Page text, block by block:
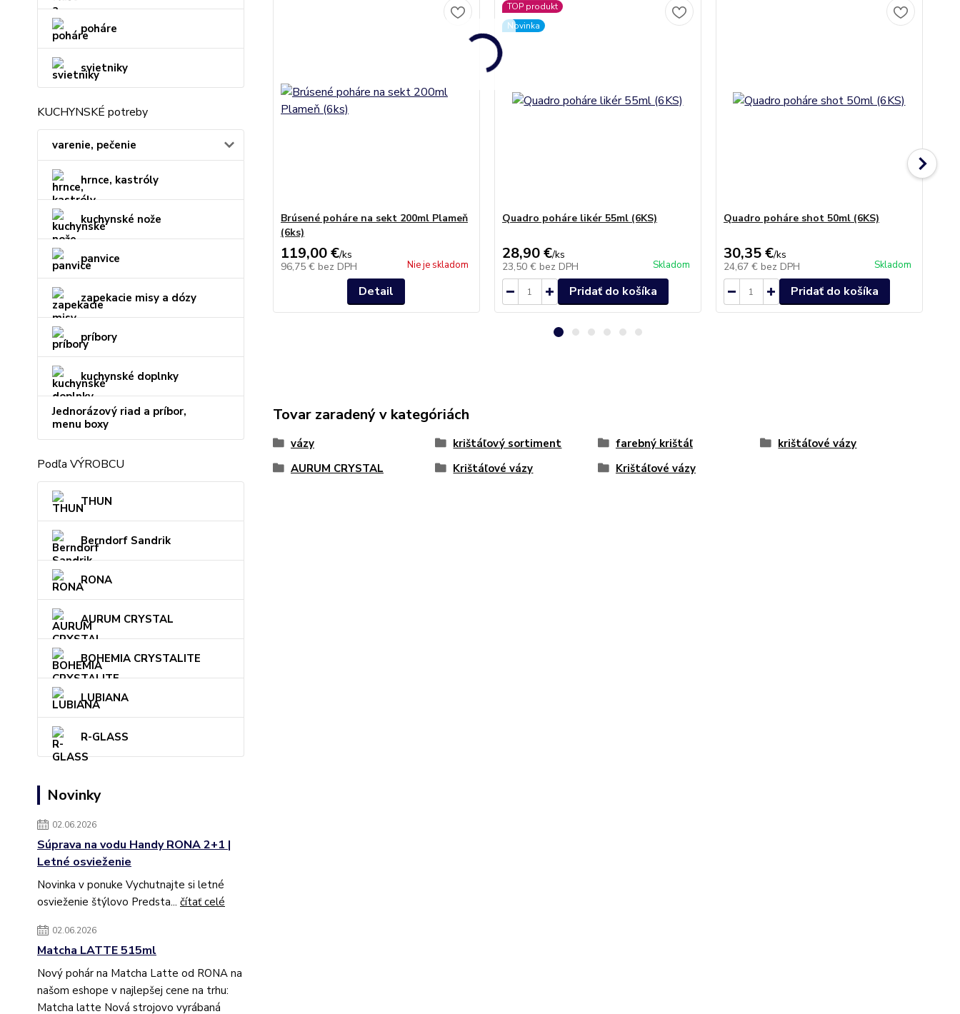
poháre
svietniky
KUCHYNSKÉ potreby
varenie, pečenie
hrnce, kastróly
kuchynské nože
panvice
zapekacie misy a dózy
príbory
kuchynské doplnky
Jednorázový riad a príbor,
menu boxy
Podľa VÝROBCU
THUN
Berndorf Sandrik
RONA
AURUM CRYSTAL
BOHEMIA CRYSTALITE
LUBIANA
R-GLASS
Novinky
02.06.2026
Súprava na vodu Handy RONA 2+1 |
Letné osvieženie
Novinka v ponuke Vychutnajte si letné
osvieženie štýlovo Predsta... čítať celé
02.06.2026
Matcha LATTE 515ml
Nový pohár na Matcha Latte od RONA na
našom eshope v najlepšej cene na trhu:
Matcha latte Nová strojovo vyrábaná
Brúsené poháre na sekt 200ml Plameň
(6ks)
119,00 €/ks
96,75 € bez DPH Nie je skladom
Detail
TOP produkt
Novinka
Quadro poháre likér 55ml (6KS)
28,90 €/ks
23,50 € bez DPH Skladom
Pridať do košíka
Quadro poháre shot 50ml (6KS)
30,35 €/ks
24,67 € bez DPH Skladom
Pridať do košíka
Tovar zaradený v kategóriách
vázy krištáľový sortiment farebný krištáľ
krištáľové vázy
AURUM CRYSTAL
Krištáľové vázy Krištáľové vázy